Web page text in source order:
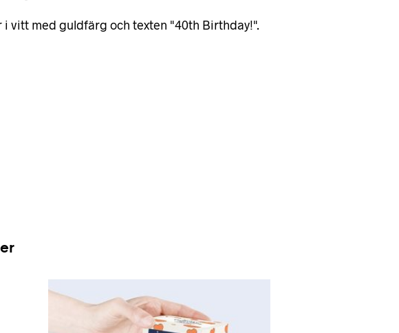
vitt med guldfärg och texten "40th Birthday!".